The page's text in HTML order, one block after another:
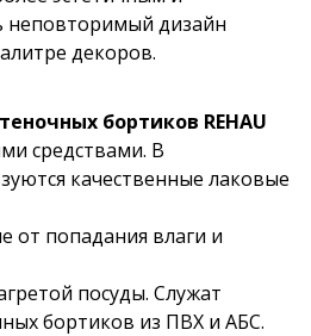
неповторимый дизайн
декоров.
бортиков REHAU
средствами. В
качественные лаковые
от попадания влаги и
посуды. Служат
бортиков из ПВХ и АБС.